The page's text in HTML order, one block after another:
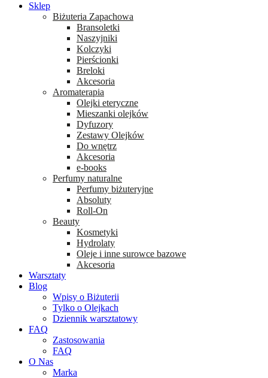
Sklep
Biżuteria Zapachowa
Bransoletki
Naszyjniki
Kolczyki
Pierścionki
Breloki
Akcesoria
Aromaterapia
Olejki eteryczne
Mieszanki olejków
Dyfuzory
Zestawy Olejków
Do wnętrz
Akcesoria
e-books
Perfumy naturalne
Perfumy biżuteryjne
Absoluty
Roll-On
Beauty
Kosmetyki
Hydrolaty
Oleje i inne surowce bazowe
Akcesoria
Warsztaty
Blog
Wpisy o Biżuterii
Tylko o Olejkach
Dziennik warsztatowy
FAQ
Zastosowania
FAQ
O Nas
Marka